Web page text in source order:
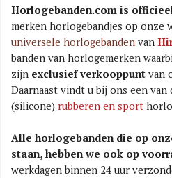
Horlogebanden.com is
merken horlogebandjes op onze
universele horlogebanden van
banden van horlogemerken
zijn exclusief verkooppunt van
Daarnaast vindt u bij ons een
(silicone) rubberen en sport
Alle horlogebanden die op
staan, hebben we ook op
werkdagenbinnen 24 uur